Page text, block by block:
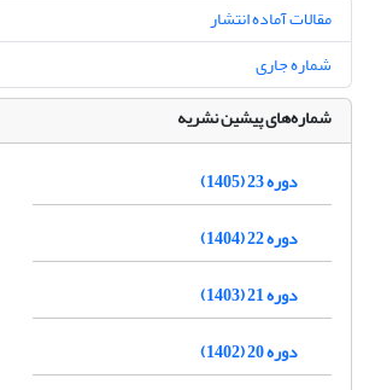
مقالات آماده انتشار
شماره جاری
شماره‌های پیشین نشریه
دوره 23 (1405)
دوره 22 (1404)
دوره 21 (1403)
دوره 20 (1402)